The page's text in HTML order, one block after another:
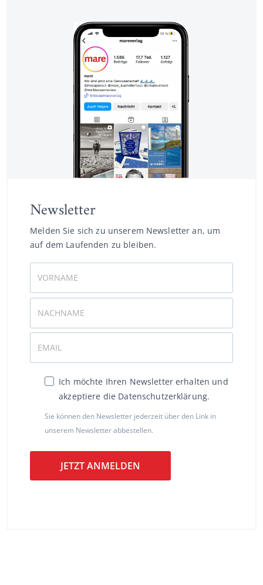
Newsletter
Melden Sie sich zu unserem Newsletter an, um
auf dem Laufenden zu bleiben.
Ich möchte Ihren Newsletter erhalten und
akzeptiere die Datenschutzerklärung.
Sie können den Newsletter jederzeit über den Link in
unserem Newsletter abbestellen.
JETZT ANMELDEN